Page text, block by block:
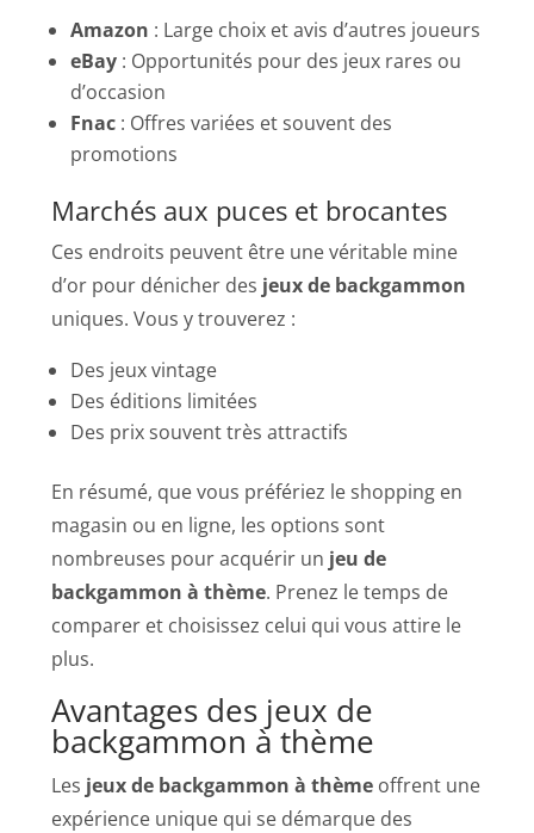
Amazon : Large choix et avis d’autres joueurs
eBay : Opportunités pour des jeux rares ou
d’occasion
Fnac : Offres variées et souvent des
promotions
Marchés aux puces et brocantes
Ces endroits peuvent être une véritable mine
d’or pour dénicher des jeux de backgammon
uniques. Vous y trouverez :
Des jeux vintage
Des éditions limitées
Des prix souvent très attractifs
En résumé, que vous préfériez le shopping en
magasin ou en ligne, les options sont
nombreuses pour acquérir un jeu de
backgammon à thème. Prenez le temps de
comparer et choisissez celui qui vous attire le
plus.
Avantages des jeux de
backgammon à thème
Les jeux de backgammon à thème offrent une
expérience unique qui se démarque des